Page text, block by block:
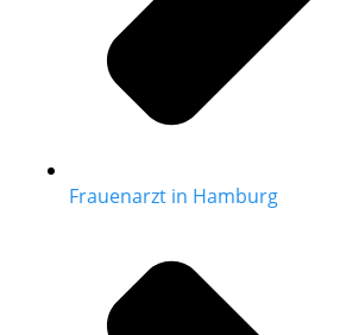
Frauenarzt in Hamburg